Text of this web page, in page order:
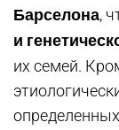
Барселона,
и
их семей.